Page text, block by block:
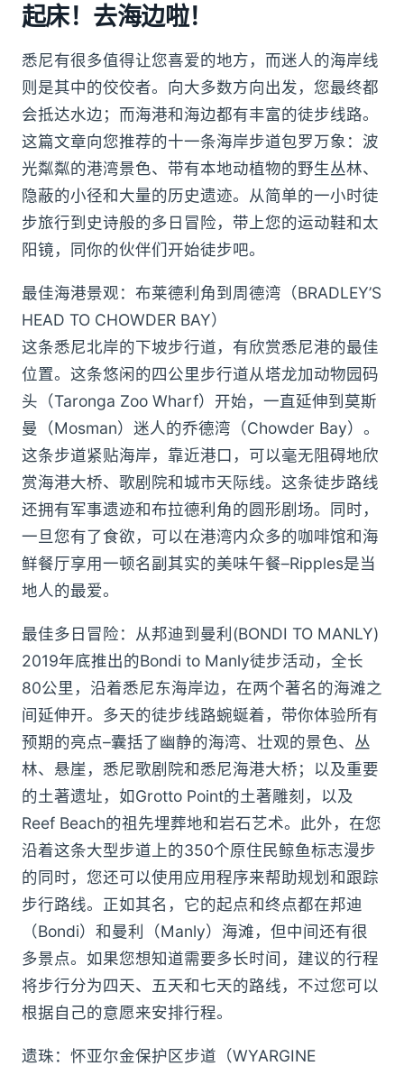
起床！去海边啦！
悉尼有很多值得让您喜爱的地方，而迷人的海岸线
则是其中的佼佼者。向大多数方向出发，您最终都
会抵达水边；而海港和海边都有丰富的徒步线路。
这篇文章向您推荐的十一条海岸步道包罗万象：波
光粼粼的港湾景色、带有本地动植物的野生丛林、
隐蔽的小径和大量的历史遗迹。从简单的一小时徒
步旅行到史诗般的多日冒险，带上您的运动鞋和太
阳镜，同你的伙伴们开始徒步吧。
最佳海港景观：布莱德利角到周德湾（BRADLEY’S
HEAD TO CHOWDER BAY）
这条悉尼北岸的下坡步行道，有欣赏悉尼港的最佳
位置。这条悠闲的四公里步行道从塔龙加动物园码
头（Taronga Zoo Wharf）开始，一直延伸到莫斯
曼（Mosman）迷人的乔德湾（Chowder Bay）。
这条步道紧贴海岸，靠近港口，可以毫无阻碍地欣
赏海港大桥、歌剧院和城市天际线。这条徒步路线
还拥有军事遗迹和布拉德利角的圆形剧场。同时，
一旦您有了食欲，可以在港湾内众多的咖啡馆和海
鲜餐厅享用一顿名副其实的美味午餐–Ripples是当
地人的最爱。
最佳多日冒险：从邦迪到曼利(BONDI TO MANLY)
2019年底推出的Bondi to Manly徒步活动，全长
80公里，沿着悉尼东海岸边，在两个著名的海滩之
间延伸开。多天的徒步线路蜿蜒着，带你体验所有
预期的亮点–囊括了幽静的海湾、壮观的景色、丛
林、悬崖，悉尼歌剧院和悉尼海港大桥；以及重要
的土著遗址，如Grotto Point的土著雕刻，以及
Reef Beach的祖先埋葬地和岩石艺术。此外，在您
沿着这条大型步道上的350个原住民鲸鱼标志漫步
的同时，您还可以使用应用程序来帮助规划和跟踪
步行路线。正如其名，它的起点和终点都在邦迪
（Bondi）和曼利（Manly）海滩，但中间还有很
多景点。如果您想知道需要多长时间，建议的行程
将步行分为四天、五天和七天的路线，不过您可以
根据自己的意愿来安排行程。
遗珠：怀亚尔金保护区步道（WYARGINE